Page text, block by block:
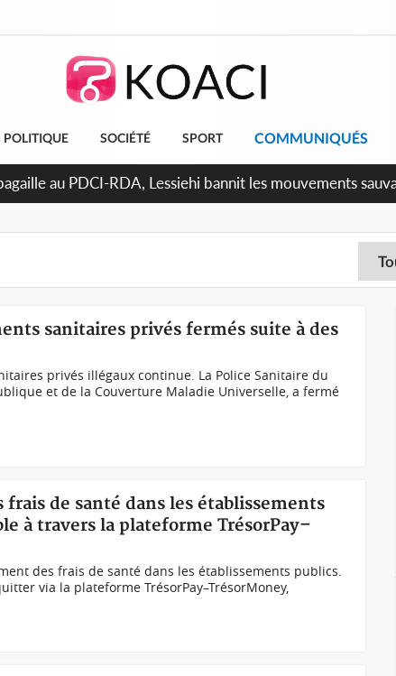
POLITIQUE SOCIÉTÉ SPORT COMMUNIQUÉS
des sanctions contre les déguerpissements illégaux
sanitaires privés fermés suite à des
privés illégaux continue. La Police Sanitaire du
et de la Couverture Maladie Universelle, a fermé
de santé dans les établissements
à travers la plateforme TrésorPay–
des frais de santé dans les établissements publics.
via la plateforme TrésorPay–TrésorMoney,